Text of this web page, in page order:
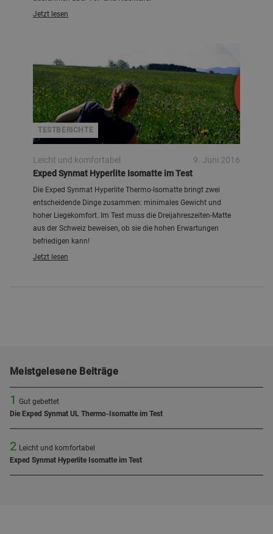
Jetzt lesen
TESTBERICHTE
Leicht und komfortabel
9. Juni 2016
Exped Synmat Hyperlite Isomatte im Test
Die Exped Synmat Hyperlite Thermo-Isomatte bringt zwei
entscheidende Dinge zusammen: minimales Gewicht und
hoher Liegekomfort. Im Test muss die Dreijahreszeiten-Matte
aus der Schweiz beweisen, ob sie die hohen Erwartungen
befriedigen kann!
Jetzt lesen
Meistgelesene Beiträge
1 Gut gebettet
Die Exped Synmat UL Thermo-Isomatte im Test
2 Leicht und komfortabel
Exped Synmat Hyperlite Isomatte im Test